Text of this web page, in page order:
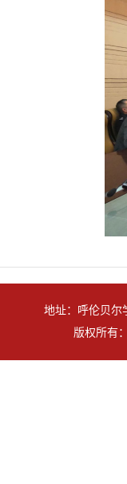
地址：呼伦贝尔
版权所有